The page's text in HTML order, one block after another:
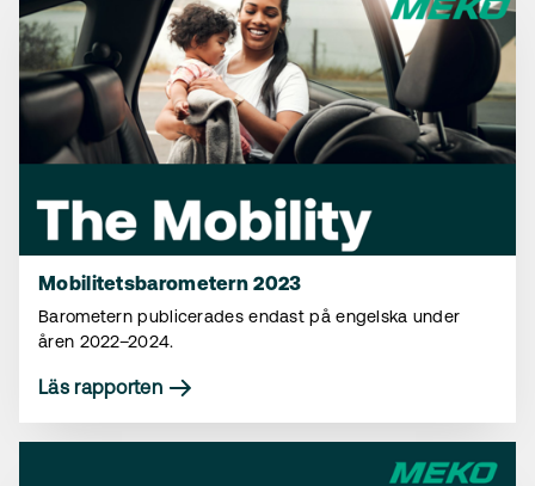
Mobilitetsbarometern 2023
Barometern publicerades endast på engelska under
åren 2022–2024.
Läs rapporten